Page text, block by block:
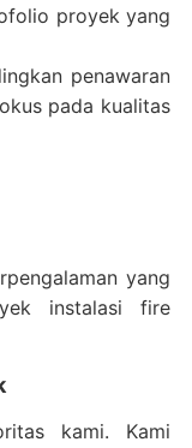
proyek yang
penawaran
pada kualitas
yang
instalasi fire
kami. Kami